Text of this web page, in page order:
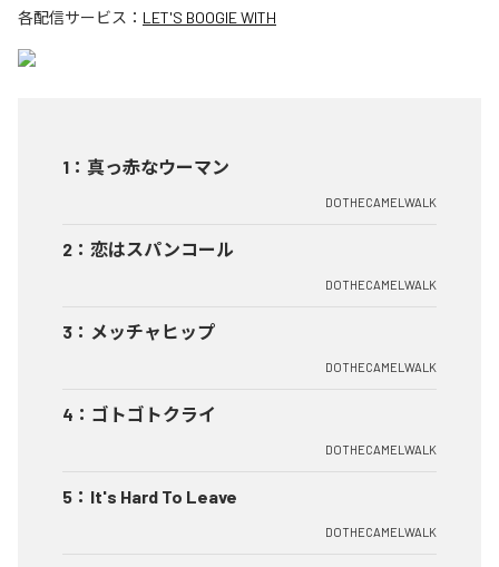
各配信サービス： LET'S BOOGIE WITH
1 ： 真っ赤なウーマン
DOTHECAMELWALK
2 ： 恋はスパンコール
DOTHECAMELWALK
3 ： メッチャヒップ
DOTHECAMELWALK
4 ： ゴトゴトクライ
DOTHECAMELWALK
5 ： It's Hard To Leave
DOTHECAMELWALK